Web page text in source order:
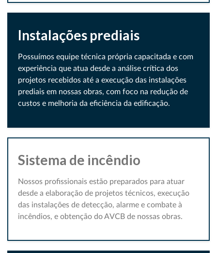
Instalações prediais
Possuímos equipe técnica própria capacitada e com
experiência que atua desde a análise crítica dos
projetos recebidos até a execução das instalações
prediais em nossas obras, com foco na redução de
custos e melhoria da eficiência da edificação.
Sistema de incêndio
Nossos profissionais estão preparados para atuar
desde a elaboração de projetos técnicos, execução
das instalações de detecção, alarme e combate à
incêndios, e obtenção do AVCB de nossas obras.